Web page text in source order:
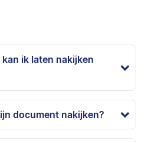
ik laten nakijken
document nakijken?